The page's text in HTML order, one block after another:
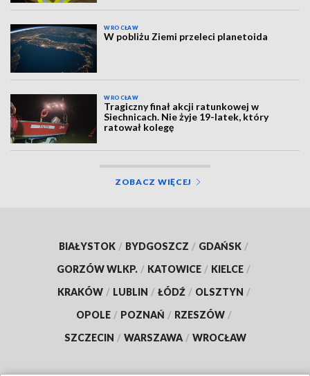
WROCŁAW
W pobliżu Ziemi przeleci planetoida
WROCŁAW
Tragiczny finał akcji ratunkowej w
Siechnicach. Nie żyje 19-latek, który
ratował kolegę
ZOBACZ WIĘCEJ
BIAŁYSTOK / BYDGOSZCZ / GDAŃSK /
GORZÓW WLKP. / KATOWICE / KIELCE /
KRAKÓW / LUBLIN / ŁÓDŹ / OLSZTYN /
OPOLE / POZNAŃ / RZESZÓW /
SZCZECIN / WARSZAWA / WROCŁAW